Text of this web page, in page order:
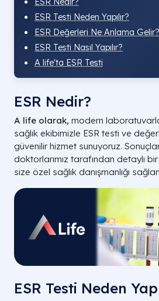
ESR Testi Neden Yapılır?
ESR Değerleri Ne Anlama Gelir?
ESR Testi Nasıl Yapılır?
A life'ta ESR Testi
ESR Nedir?
A life olarak, modern
sağlık ekibimizle ESR testi ve
güvenilir hizmet sunuyoruz.
doktorlarımız tarafından detaylı
size özel sağlık danışmanlığı
ESR Testi Neden